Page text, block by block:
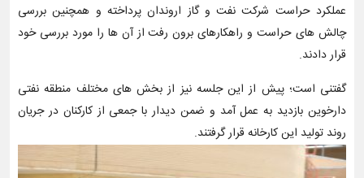
عملکرد حراست شرکت نفت و گاز اروندان پرداخته و همچنین بررسی
چالش های حراست و راهکارهای برون رفت از آن ها را مورد بررسی خود
قرار دادند.
گفتنی است؛ پیش از این جلسه نیز از بخش های مختلف منطقه نفتی
دارخوین بازدید به عمل آمد و ضمن دیدار با جمعی از کارکنان در جریان
روند تولید این کارخانه قرار گرفتند.